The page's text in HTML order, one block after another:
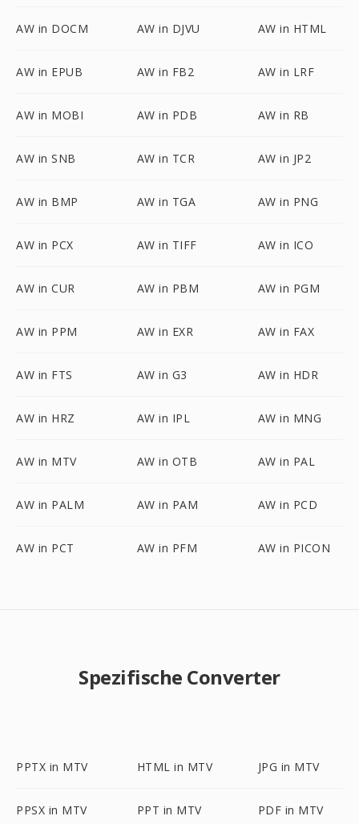
AW in DOCM AW in DJVU AW in HTML
AW in EPUB AW in FB2 AW in LRF
AW in MOBI AW in PDB AW in RB
AW in SNB AW in TCR AW in JP2
AW in BMP AW in TGA AW in PNG
AW in PCX AW in TIFF AW in ICO
AW in CUR AW in PBM AW in PGM
AW in PPM AW in EXR AW in FAX
AW in FTS AW in G3 AW in HDR
AW in HRZ AW in IPL AW in MNG
AW in MTV AW in OTB AW in PAL
AW in PALM AW in PAM AW in PCD
AW in PCT AW in PFM AW in PICON
Spezifische Converter
PPTX in MTV HTML in MTV JPG in MTV
PPSX in MTV PPT in MTV PDF in MTV